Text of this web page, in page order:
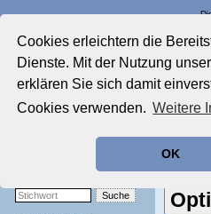
Cookies erleichtern die
Dienste. Mit der Nutzung
erklären Sie sich damit
Cookies verwenden. Weitere
OK
Aktuelles Forum
Nostalgieecke
Der Werbeblock
TV-
Re:
Das
von
(noch